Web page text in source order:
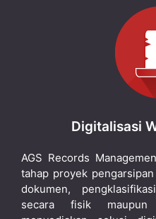
Digitalisasi
AGS Records
tahap proyek
dokumen,
secara fisik